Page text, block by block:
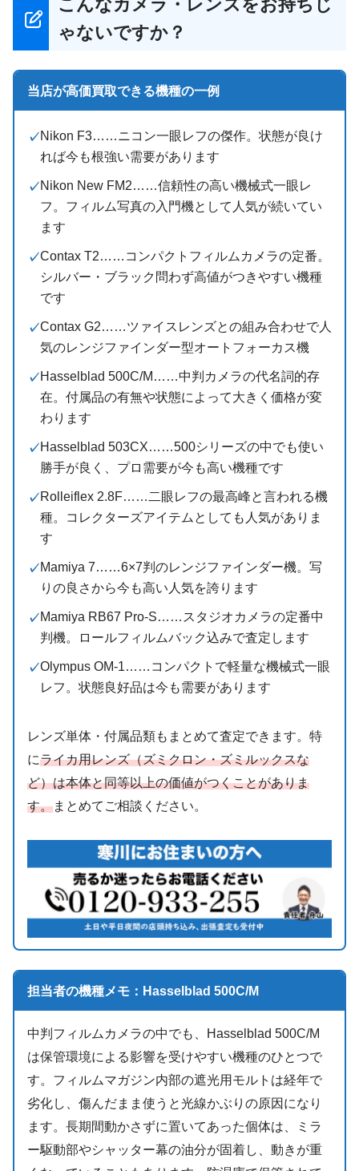
こんなカメラ・レンズをお持ちじ
ゃないですか？
当店が高価買取できる機種の一例
Nikon F3……ニコン一眼レフの傑作。状態が良け
れば今も根強い需要があります
Nikon New FM2……信頼性の高い機械式一眼レ
フ。フィルム写真の入門機として人気が続いてい
ます
Contax T2……コンパクトフィルムカメラの定番。
シルバー・ブラック問わず高値がつきやすい機種
です
Contax G2……ツァイスレンズとの組み合わせで人
気のレンジファインダー型オートフォーカス機
Hasselblad 500C/M……中判カメラの代名詞的存
在。付属品の有無や状態によって大きく価格が変
わります
Hasselblad 503CX……500シリーズの中でも使い
勝手が良く、プロ需要が今も高い機種です
Rolleiflex 2.8F……二眼レフの最高峰と言われる機
種。コレクターズアイテムとしても人気がありま
す
Mamiya 7……6×7判のレンジファインダー機。写
りの良さから今も高い人気を誇ります
Mamiya RB67 Pro-S……スタジオカメラの定番中
判機。ロールフィルムバック込みで査定します
Olympus OM-1……コンパクトで軽量な機械式一眼
レフ。状態良好品は今も需要があります
レンズ単体・付属品類もまとめて査定できます。特
にライカ用レンズ（ズミクロン・ズミルックスな
ど）は本体と同等以上の価値がつくことがありま
す。まとめてご相談ください。
担当者の機種メモ：Hasselblad 500C/M
中判フィルムカメラの中でも、Hasselblad 500C/M
は保管環境による影響を受けやすい機種のひとつで
す。フィルムマガジン内部の遮光用モルトは経年で
劣化し、傷んだまま使うと光線かぶりの原因になり
ます。長期間動かさずに置いてあった個体は、ミラ
ー駆動部やシャッター幕の油分が固着し、動きが重